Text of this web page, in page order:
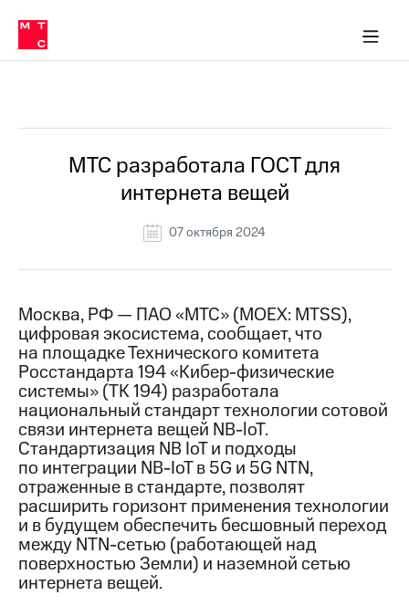
Медиа-центр
и акционерам
Устойчивое развитие
Комплаенс и деловая этика
компании
Карьера
История
компании
информация
Медиа-центр
Пресс-
релизы
МТС
о технологиях
Достижения
Интервью
Финансовая
отчетность
Контакты
Новости
в МТС
Пресс-
релизы
о технологиях
МТС разработала ГОСТ для
интернета вещей
07 октября 2024
Москва, РФ — ПАО «МТС» (MOEX: MTSS),
цифровая экосистема, сообщает, что
на площадке Технического комитета
Росстандарта 194 «Кибер-физические
системы» (ТК 194) разработала
национальный стандарт технологии сотовой
связи интернета вещей NB-loT.
Стандартизация NB IoT и подходы
по интеграции NB-IoT в 5G и 5G NTN,
отраженные в стандарте, позволят
расширить горизонт применения технологии
и в будущем обеспечить бесшовный переход
между NTN-сетью (работающей над
поверхностью Земли) и наземной сетью
интернета вещей.